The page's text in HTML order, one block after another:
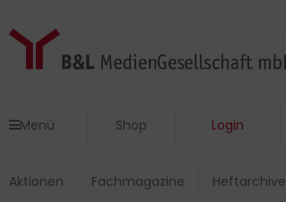
Inhalt
Menü Shop Login
Aktionen Fachmagazine Heftarchive
Menü Shop Login
Aktionen Fachmagazine Heftarchive